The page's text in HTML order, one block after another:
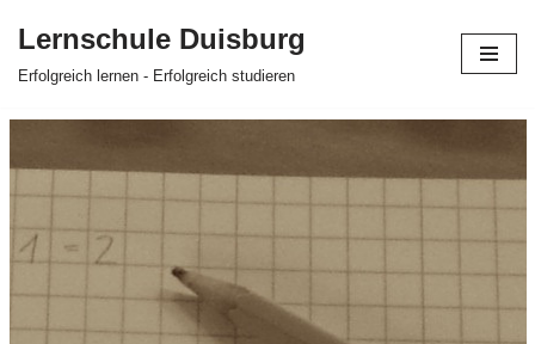
springen
Lernschule Duisburg
Erfolgreich lernen - Erfolgreich studieren